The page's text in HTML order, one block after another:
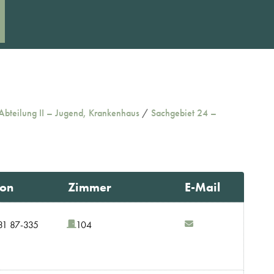
II – Jugend, Krankenhaus / Sachgebiet 24 –
Zimmer E-Mail
87-335 104